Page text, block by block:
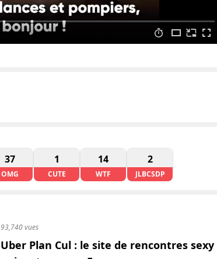
37
OMG
1
CUTE
14
WTF
2
JLBCSDP
93,740 vues
Uber Plan Cul : le site de rencontres sexy